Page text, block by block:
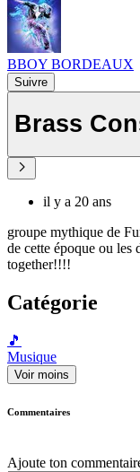
BBOY BORDEAUX
Suivre
Brass
il y a 20 ans
groupe mythique de
de cette époque ou les
together!!!!
Catégorie
🎵
Musique
Voir moins
Commentaires
Ajoute ton